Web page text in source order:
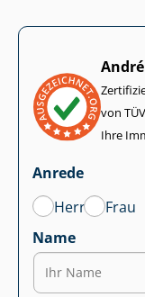
von
Ihre
Anrede
Herr
Frau
Name